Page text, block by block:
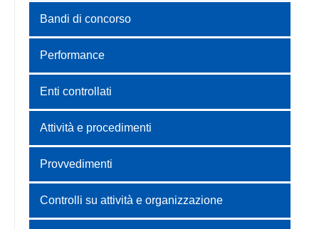
Bandi di concorso
Performance
Enti controllati
Attività e procedimenti
Provvedimenti
Controlli su attività e organizzazione